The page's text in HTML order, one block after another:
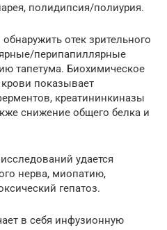
полидипсия/полиурия.
отек зрительного
перипапиллярные
тапетума. Биохимическое
показывает
креатининкиназы
снижение общего белка и
удается
нерва, миопатию,
гепатоз.
в себя инфузионную